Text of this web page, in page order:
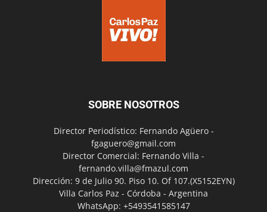
SOBRE NOSOTROS
Director Periodístico: Fernando Agüero -
fgaguero@gmail.com
Director Comercial: Fernando Villa -
fernando.villa@fmazul.com
Dirección: 9 de Julio 90. Piso 10. Of 107.(X5152EYN)
Villa Carlos Paz - Córdoba - Argentina
WhatsApp: +5493541585147